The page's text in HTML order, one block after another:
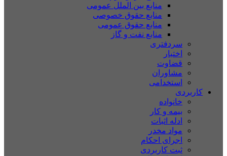
منابع بین الملل عمومی
منابع حقوق خصوصی
منابع حقوق عمومی
منابع نفت و گاز
سردفتری
اختبار
قضاوت
مشاوران
استخدامی
کاربردی
خانواده
بیمه و کار
ادله اثبات
مواد مخدر
اجرای احکام
ثبت کاربردی